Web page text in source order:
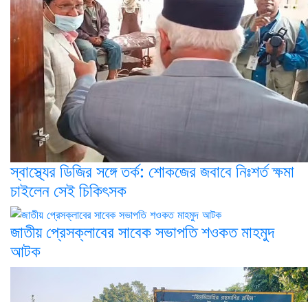
স্বাস্থ্যের ডিজির সঙ্গে তর্ক: শোকজের জবাবে নিঃশর্ত ক্ষমা
চাইলেন সেই চিকিৎসক
জাতীয় প্রেসক্লাবের সাবেক সভাপতি শওকত মাহমুদ
আটক